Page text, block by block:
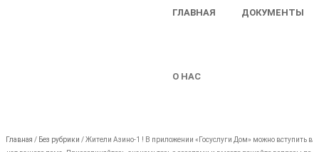
SKIP TO CONTENT
ГЛАВНАЯ ДОКУМЕНТЫ
О НАС
Главная / Без рубрики /Жители Азино-1 ! В приложении «Госуслуги Дом» можно вступить в